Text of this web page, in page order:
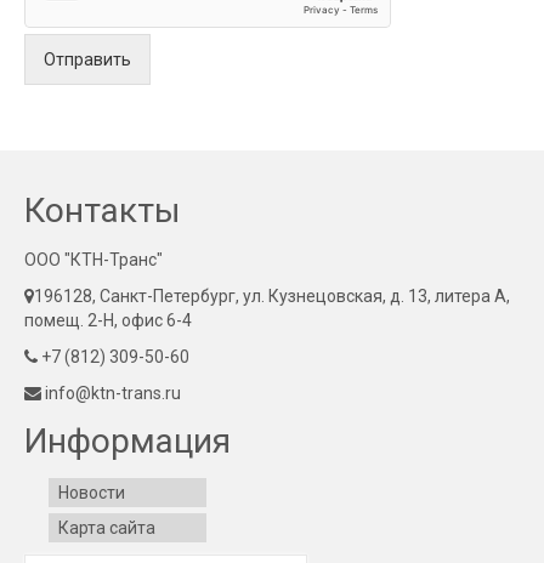
Отправить
Контакты
ООО "КТН-Транс"
196128, Санкт-Петербург, ул. Кузнецовская, д. 13, литера А,
помещ. 2-Н, офис 6-4
+7 (812) 309-50-60
info@ktn-trans.ru
Информация
Новости
Карта сайта